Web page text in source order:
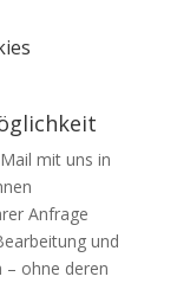
mit uns in
Anfrage
und
ohne deren